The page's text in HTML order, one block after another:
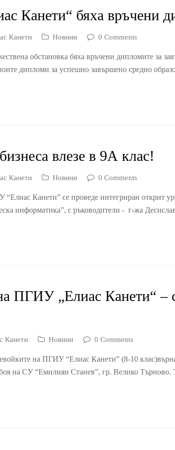
Канети“ бяха връчени
Канети Новини 0 Comments
обстановка бяха връчени дипломите за
дипломи за успешно завършено средно
влезе в 9А клас!
Канети Новини 0 Comments
Канети” се проведе интегриран открит
информатика”, с ръководители - г-жа
ПГИУ „Елиас Канети“ –
Канети Новини 0 Comments
на ПГИУ “Елиас Канети” (8-10
на СУ “Емилиян Станев”, гр. Велико